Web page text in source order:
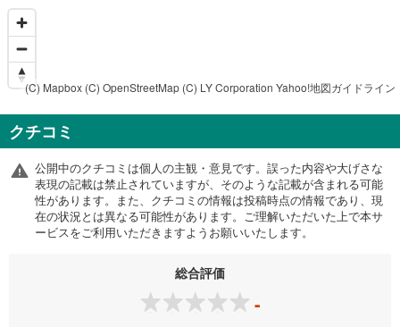
(C) Mapbox (C) OpenStreetMap (C) LY Corporation Yahoo!地図ガイドライン
クチコミ
公開中のクチコミは個人の主観・意見です。誤った内容や大げさな
表現の記載は禁止されていますが、そのような記載が含まれる可能
性があります。また、クチコミの情報は投稿時点の情報であり、現
在の状況とは異なる可能性があります。ご理解いただいた上で本サ
ービスをご利用いただきますようお願いいたします。
総合評価
-